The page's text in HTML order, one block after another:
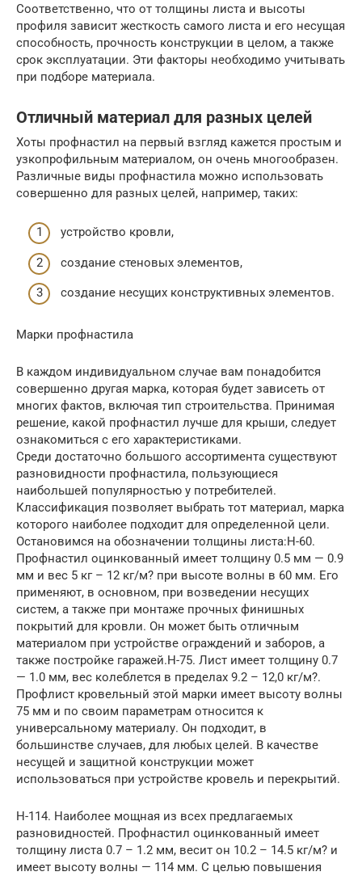
Соответственно, что от толщины листа и высоты
профиля зависит жесткость самого листа и его несущая
способность, прочность конструкции в целом, а также
срок эксплуатации. Эти факторы необходимо учитывать
при подборе материала.
Отличный материал для разных целей
Хоты профнастил на первый взгляд кажется простым и
узкопрофильным материалом, он очень многообразен.
Различные виды профнастила можно использовать
совершенно для разных целей, например, таких:
устройство кровли,
создание стеновых элементов,
создание несущих конструктивных элементов.
Марки профнастила
В каждом индивидуальном случае вам понадобится
совершенно другая марка, которая будет зависеть от
многих фактов, включая тип строительства. Принимая
решение, какой профнастил лучше для крыши, следует
ознакомиться с его характеристиками.
Среди достаточно большого ассортимента существуют
разновидности профнастила, пользующиеся
наибольшей популярностью у потребителей.
Классификация позволяет выбрать тот материал, марка
которого наиболее подходит для определенной цели.
Остановимся на обозначении толщины листа:Н-60.
Профнастил оцинкованный имеет толщину 0.5 мм — 0.9
мм и вес 5 кг – 12 кг/м? при высоте волны в 60 мм. Его
применяют, в основном, при возведении несущих
систем, а также при монтаже прочных финишных
покрытий для кровли. Он может быть отличным
материалом при устройстве ограждений и заборов, а
также постройке гаражей.Н-75. Лист имеет толщину 0.7
— 1.0 мм, вес колеблется в пределах 9.2 – 12,0 кг/м?.
Профлист кровельный этой марки имеет высоту волны
75 мм и по своим параметрам относится к
универсальному материалу. Он подходит, в
большинстве случаев, для любых целей. В качестве
несущей и защитной конструкции может
использоваться при устройстве кровель и перекрытий.
Н-114. Наиболее мощная из всех предлагаемых
разновидностей. Профнастил оцинкованный имеет
толщину листа 0.7 – 1.2 мм, весит он 10.2 – 14.5 кг/м? и
имеет высоту волны — 114 мм. С целью повышения